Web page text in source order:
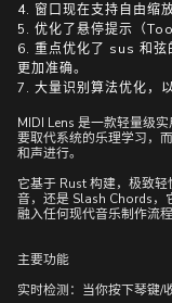
4. 窗口现在支持自由缩放
5. 优化了悬停提示（
6. 重点优化了 sus 和弦
更加准确。
7. 大量识别算法优化，
MIDI Lens 是一款轻量级
要取代系统的乐理学习，
和声进行。
它基于 Rust 构建，极致
音，还是 Slash Chords，
融入任何现代音乐制作流程
主要功能
实时检测：当你按下琴键/